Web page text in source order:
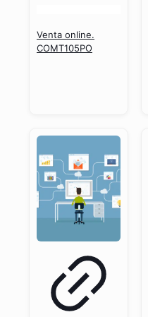
Venta online.
COMT105PO